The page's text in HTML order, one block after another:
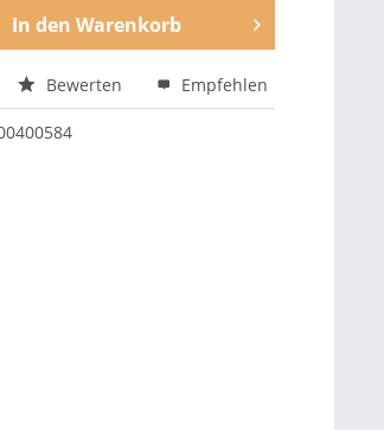
In den Warenkorb
Bewerten Empfehlen